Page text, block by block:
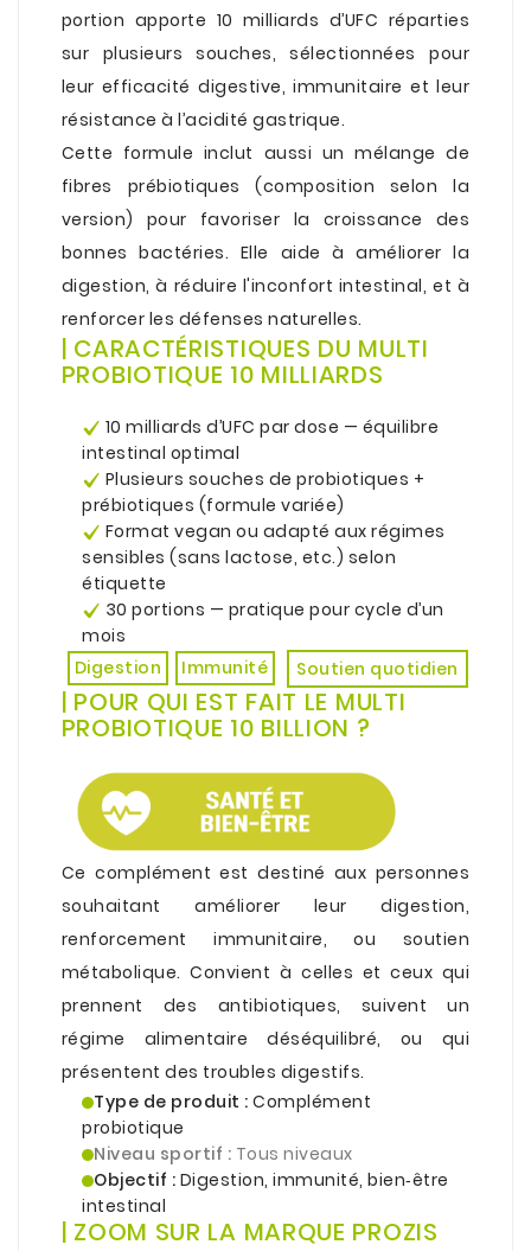
portion apporte 10 milliards d’UFC réparties
sur plusieurs souches, sélectionnées pour
leur efficacité digestive, immunitaire et leur
résistance à l’acidité gastrique.
Cette formule inclut aussi un mélange de
fibres prébiotiques (composition selon la
version) pour favoriser la croissance des
bonnes bactéries. Elle aide à améliorer la
digestion, à réduire l'inconfort intestinal, et à
renforcer les défenses naturelles.
| CARACTÉRISTIQUES DU MULTI
PROBIOTIQUE 10 MILLIARDS
10 milliards d’UFC par dose — équilibre
intestinal optimal
Plusieurs souches de probiotiques +
prébiotiques (formule variée)
Format vegan ou adapté aux régimes
sensibles (sans lactose, etc.) selon
étiquette
30 portions — pratique pour cycle d’un
mois
Digestion
Immunité Soutien quotidien
| POUR QUI EST FAIT LE MULTI
PROBIOTIQUE 10 BILLION ?
Ce complément est destiné aux personnes
souhaitant améliorer leur digestion,
renforcement immunitaire, ou soutien
métabolique. Convient à celles et ceux qui
prennent des antibiotiques, suivent un
régime alimentaire déséquilibré, ou qui
présentent des troubles digestifs.
Type de produit : Complément
probiotique
Niveau sportif : Tous niveaux
Objectif : Digestion, immunité, bien‑être
intestinal
| ZOOM SUR LA MARQUE PROZIS